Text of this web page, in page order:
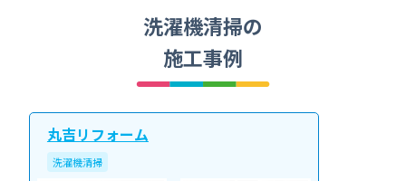
洗濯機清掃の
施工事例
丸吉リフォーム
洗濯機清掃